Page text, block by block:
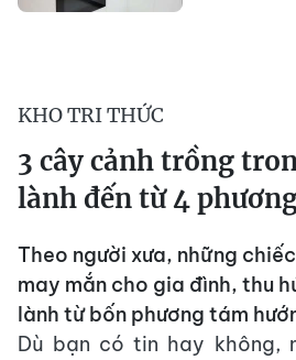
KHO TRI THỨC
3 cây cảnh trồng
lành đến từ 4
Theo người xưa, những
may mắn cho gia đình, thu
lành từ bốn phương tám
Dù bạn có tin hay không,